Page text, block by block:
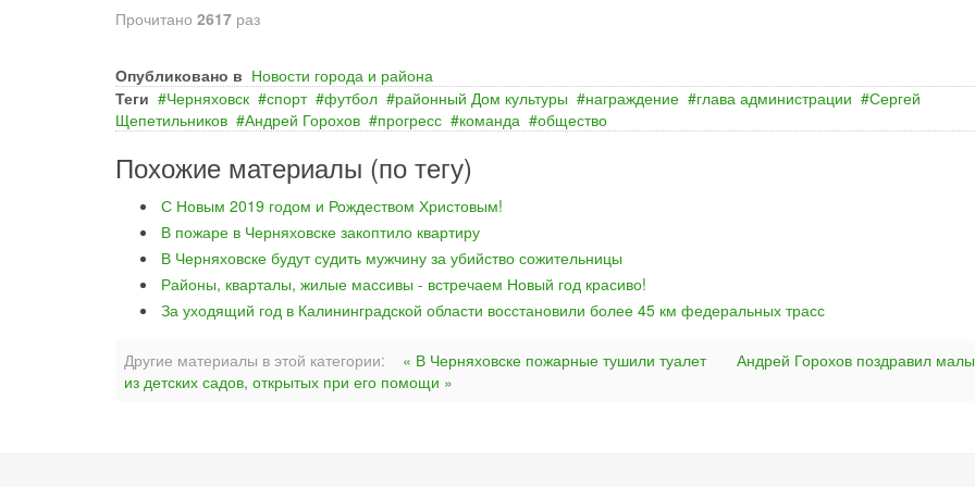
Прочитано 2617 раз
Опубликовано в Новости города и района
Теги
Черняховск спорт футбол районный Дом культуры награждение глава администрации
Сергей
Щепетильников
Андрей Горохов прогресс команда общество
Похожие материалы (по тегу)
С Новым 2019 годом и Рождеством Христовым!
В пожаре в Черняховске закоптило квартиру
В Черняховске будут судить мужчину за убийство сожительницы
Районы, кварталы, жилые массивы - встречаем Новый год красиво!
За уходящий год в Калининградской области восстановили более 45 км федеральных трасс
Другие материалы в этой категории: « В Черняховске пожарные тушили туалет
Андрей Горохов поздравил
из детских садов, открытых при его помощи »